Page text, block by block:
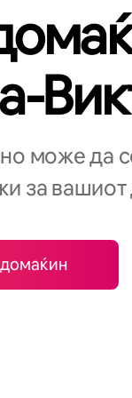
може да
за вашиот